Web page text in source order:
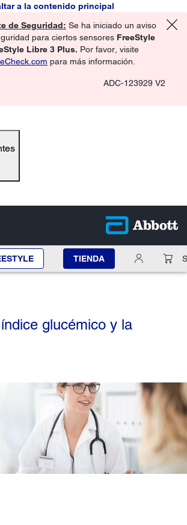
a la contenido principal
de Seguridad: Se ha iniciado un aviso
para ciertos sensores FreeStyle
Libre 3 Plus. Por favor, visite
para más información.
ADC-123929 V2
TIENDA
glucémico y la